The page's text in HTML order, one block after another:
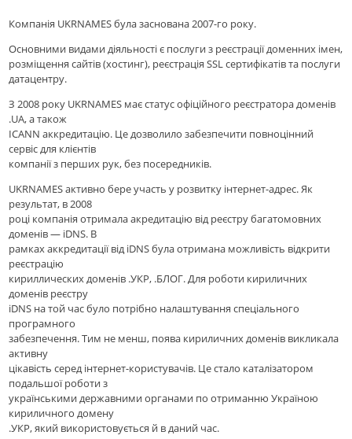
Компанія UKRNAMES була заснована 2007-го року.
Основними видами діяльності є послуги з реєстрації доменних імен,
розміщення сайтів (хостинг), реєстрація SSL сертифікатів та послуги
датацентру.
З 2008 року UKRNAMES має статус офіційного реєстратора доменів
.UA, а також
ICANN аккредитацію. Це дозволило забезпечити повноцінний
сервіс для клієнтів
компанії з перших рук, без посередників.
UKRNAMES активно бере участь у розвитку інтернет-адрес. Як
результат, в 2008
році компанія отримала акредитацію від реєстру багатомовних
доменів — iDNS. В
рамках аккредитації від iDNS була отримана можливість відкрити
реєстрацію
кириллических доменів .УКР, .БЛОГ. Для роботи кириличних
доменів реєстру
iDNS на той час було потрібно налаштування спеціального
програмного
забезпечення. Тим не менш, поява кириличних доменів викликала
активну
цікавість серед інтернет-користувачів. Це стало каталізатором
подальшої роботи з
українськими державними органами по отриманню Україною
кириличного домену
.УКР, який використовується й в даний час.